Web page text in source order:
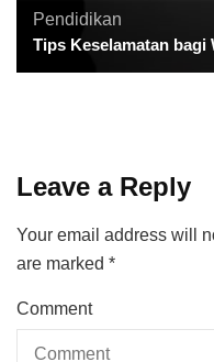
Pendidikan
Tips Keselamatan bagi
Leave a Reply
Your email address will
are marked *
Comment